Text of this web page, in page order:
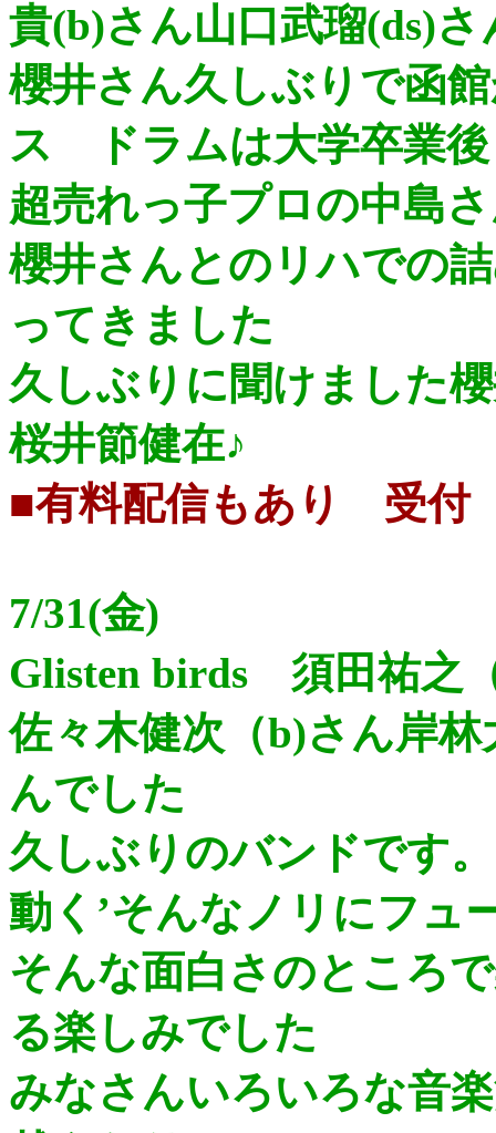
貴(b)さん山口武瑠(ds)
櫻井さん久しぶりで函
ス ドラムは大学卒業後
超売れっ子プロの中島
櫻井さんとのリハでの
ってきました
久しぶりに聞けました
桜井節健在♪
■有料配信もあり 受
7/31(金)
Glisten birds 須田祐之
佐々木健次（b)さん岸
んでした
久しぶりのバンドです
動く’そんなノリにフュ
そんな面白さのところ
る楽しみでした
みなさんいろいろな音